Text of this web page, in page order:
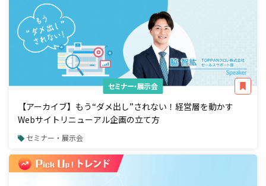
セミナー・展示会
【アーカイブ】もう“ダメ出し”されない！経営層を動かす
Webサイトリニューアル企画の立て方
セミナー・展示会